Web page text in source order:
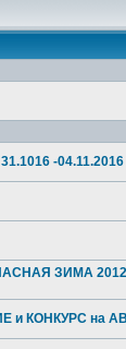
-04.11.2016
ЗИМА
и КОНКУРС на